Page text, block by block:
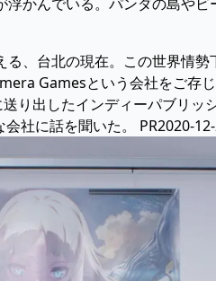
、台北の現在。この世界情勢
Gamesという会社をご存
り出したインディーパブリッ
社に話を聞いた。 PR2020-